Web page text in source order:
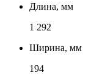
Длина, мм
1 292
Ширина, мм
194